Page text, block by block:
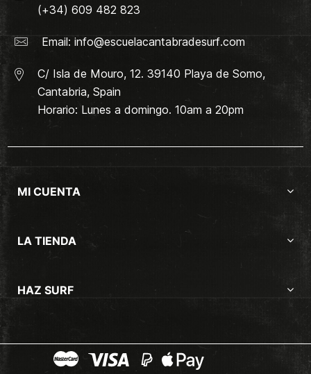
(+34) 609 482 823
Email: info@escuelacantabradesurf.com
C/ Isla de Mouro, 12. 39140 Playa de Somo,
Cantabria, Spain
Horario: Lunes a domingo. 10am a 20pm
MI CUENTA
LA TIENDA
HAZ SURF